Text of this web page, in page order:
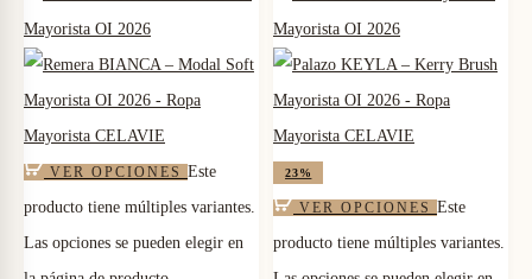
VER OPCIONES Este
producto tiene múltiples variantes.
Las opciones se pueden elegir en
23%
VER OPCIONES Este
producto tiene múltiples variantes.